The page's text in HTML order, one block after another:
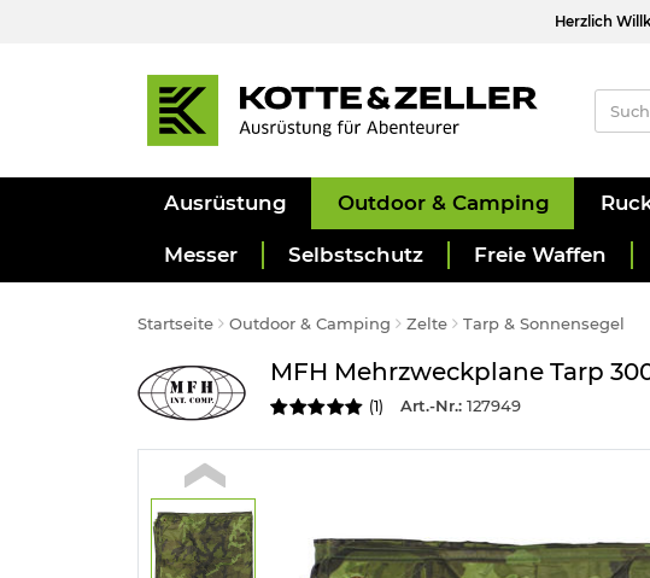
Herzlich
Ausrüstung Outdoor & Camping
Messer Selbstschutz Freie Waffen
Startseite Outdoor & Camping Zelte Tarp & Sonnensegel
MFH Mehrzweckplane Tarp
(1 ) Art.-Nr.:127949